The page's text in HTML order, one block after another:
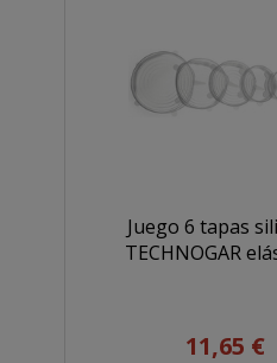
Juego 6 tapas
TECHNOGAR
11,65 €